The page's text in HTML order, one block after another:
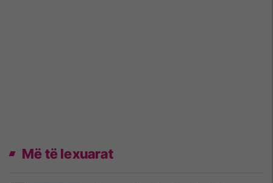
Më të lexuarat